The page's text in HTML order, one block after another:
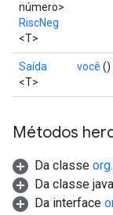
número>
RiscNeg
<T>
Saída
<T>
você ()
Métodos
Da classe
Da classe
Da interface